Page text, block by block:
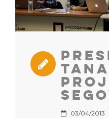
03/04/2013